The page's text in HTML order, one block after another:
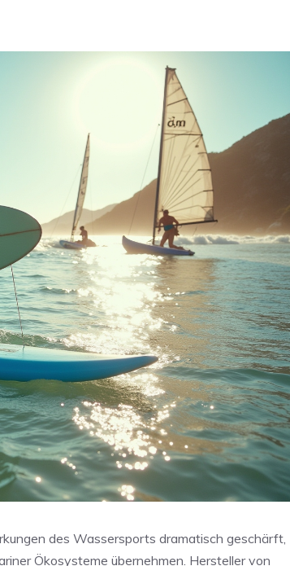
des Wassersports dramatisch geschärft,
Ökosysteme übernehmen. Hersteller von